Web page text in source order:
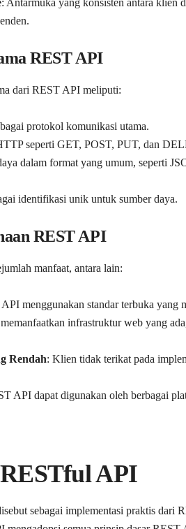
REST API
dari REST API meliputi:
protokol komunikasi utama.
seperti GET, POST, PUT, dan
dalam format yang umum, seperti
identifikasi unik untuk sumber daya.
REST API
manfaat, antara lain:
menggunakan standar terbuka yang
infrastruktur web yang
Rendah: Klien tidak terikat pada
API dapat digunakan oleh berbagai
API
sebagai implementasi praktis